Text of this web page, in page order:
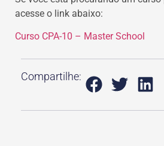
acesse o link abaixo:
Curso CPA-10 – Master School
Compartilhe: